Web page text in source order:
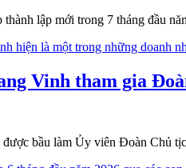
lập mới trong 7 tháng đầu
Vinh tham gia
bầu làm Ủy viên Đoàn Chủ